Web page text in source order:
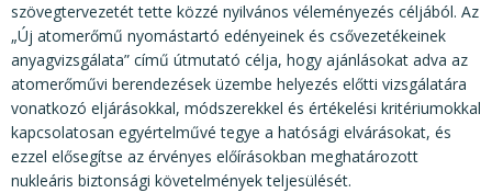
szövegtervezetét tette közzé nyilvános véleményezés céljából. Az
„Új atomerőmű nyomástartó edényeinek és csővezetékeinek
anyagvizsgálata” című útmutató célja, hogy ajánlásokat adva az
atomerőművi berendezések üzembe helyezés előtti vizsgálatára
vonatkozó eljárásokkal, módszerekkel és értékelési kritériumokkal
kapcsolatosan egyértelművé tegye a hatósági elvárásokat, és
ezzel elősegítse az érvényes előírásokban meghatározott
nukleáris biztonsági követelmények teljesülését.